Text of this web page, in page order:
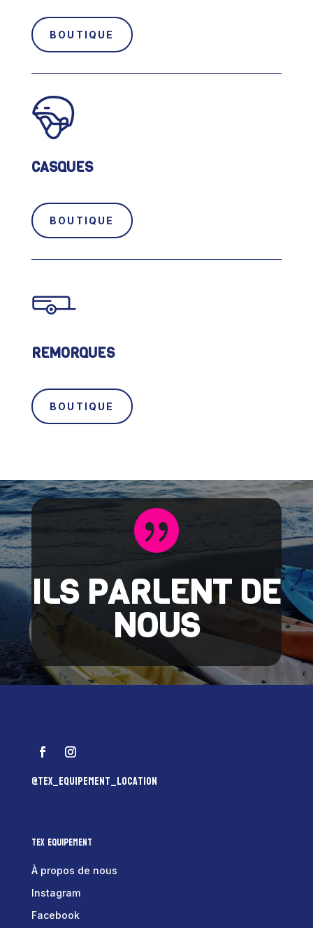
BOUTIQUE
CASQUES
BOUTIQUE
REMORQUES
BOUTIQUE

ILS PARLENT DE
NOUS
@tex_equipement_location
Tex Equipement
À propos de nous
Instagram
Facebook